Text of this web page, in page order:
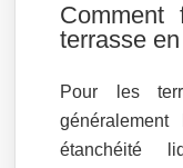
Comment
terrasse
Pour les
étanchéité